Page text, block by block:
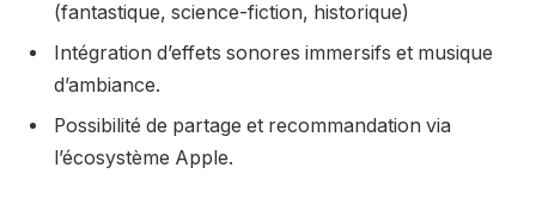
(fantastique, science-fiction, historique)
Intégration d’effets sonores immersifs et musique
d’ambiance.
Possibilité de partage et recommandation via
l’écosystème Apple.